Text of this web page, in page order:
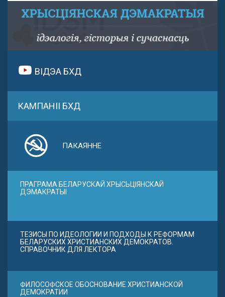
ВІДЭА БХД
КАМПАНІІ БХД
ПАКАЯННЕ
ПРАГРАМА БЕЛАРУСКАЙ ХРЫСЬЦІЯНСКАЙ
ДЭМАКРАТЫІ
ТЕЗИСЫ ПО ИДЕОЛОГИИ И ПОДХОДЫ К РЕФОРМАМ
БЕЛАРУСКИХ ХРИСТИАНСКИХ ДЕМОКРАТОВ.
СПРАВОЧНИК ДЛЯ ЛЕКТОРА
ФИЛОСОФСКОЕ ОБОСНОВАНИЕ ХРИСТИАНСКОЙ
ДЕМОКРАТИИ